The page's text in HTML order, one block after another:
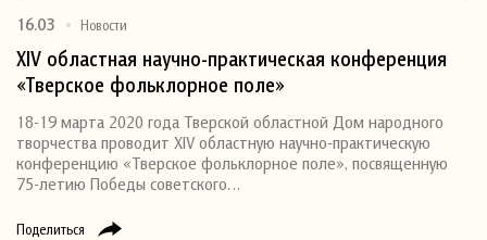
Поделиться
16.03 Новости
XIV областная научно-практическая конференция
«Тверское фольклорное поле»
18-19 марта 2020 года Тверской областной Дом народного
творчества проводит XIV областную научно-практическую
конференцию «Тверское фольклорное поле», посвященную
75-летию Победы советского…